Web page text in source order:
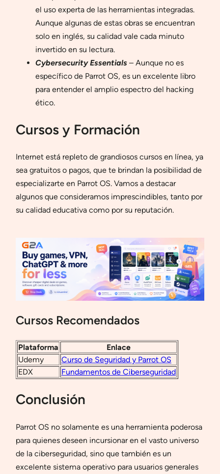
el uso experta de las herramientas integradas.
Aunque algunas de estas obras se encuentran
solo en inglés, su calidad vale cada minuto
invertido en su lectura.
Cybersecurity Essentials – Aunque no es
específico de Parrot OS, es un excelente libro
para entender el amplio espectro del hacking
ético.
Cursos y Formación
Internet está repleto de grandiosos cursos en línea, ya
sea gratuitos o pagos, que te brindan la posibilidad de
especializarte en Parrot OS. Vamos a destacar
algunos que consideramos imprescindibles, tanto por
su calidad educativa como por su reputación.
Cursos Recomendados
Plataforma
Enlace
Udemy
Curso de Seguridad y Parrot OS
EDX
Fundamentos de Ciberseguridad
Conclusión
Parrot OS no solamente es una herramienta poderosa
para quienes deseen incursionar en el vasto universo
de la ciberseguridad, sino que también es un
excelente sistema operativo para usuarios generales